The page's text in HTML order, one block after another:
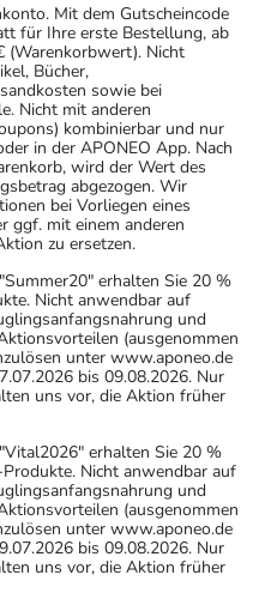
Mit dem Gutscheincode
für Ihre erste Bestellung, ab
(Warenkorbwert). Nicht
Bücher,
sowie bei
Nicht mit anderen
kombinierbar und nur
in der APONEO App. Nach
wird der Wert des
abgezogen. Wir
bei Vorliegen eines
ggf. mit einem anderen
zu ersetzen.
erhalten Sie 20 %
Nicht anwendbar auf
und
(ausgenommen
unter www.aponeo.de
bis 09.08.2026. Nur
uns vor, die Aktion früher
erhalten Sie 20 %
Nicht anwendbar auf
und
(ausgenommen
unter www.aponeo.de
bis 09.08.2026. Nur
uns vor, die Aktion früher